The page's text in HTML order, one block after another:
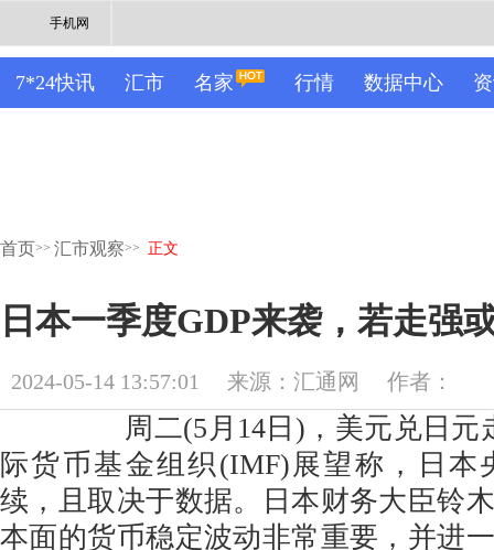
手机网
7*24快讯 汇市 名家 行情 数据中心
首页>> 汇市观察>> 正文
日本一季度GDP来袭，若走强
2024-05-14 13:57:01 来源：汇通网 作者：
周二(5月14日)，美元兑日元走
际货币基金组织(IMF)展望称，日本
续，且取决于数据。日本财务大臣铃
本面的货币稳定波动非常重要，并进